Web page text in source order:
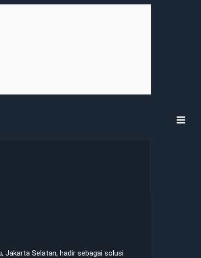
Jakarta Selatan, hadir sebagai solusi